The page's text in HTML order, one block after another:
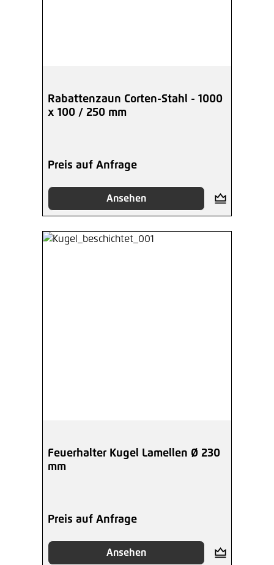
Rabattenzaun Corten-Stahl - 1000
x 100 / 250 mm
Preis auf Anfrage
Ansehen
Feuerhalter Kugel Lamellen Ø 230
mm
Preis auf Anfrage
Ansehen